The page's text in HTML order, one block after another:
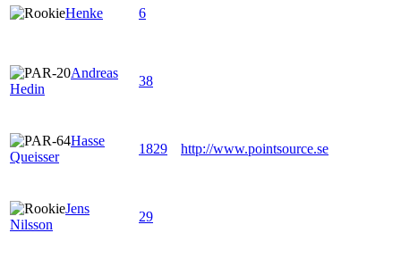
Henke 6
Andreas
Hedin
38
Hasse
Queisser
1829 http://www.pointsource.se
Jens
Nilsson
29